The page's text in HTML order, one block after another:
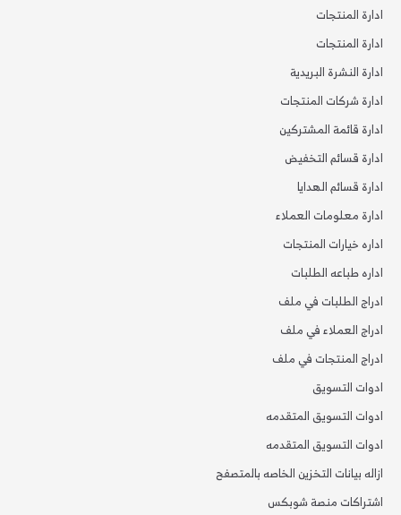
ادارة المنتجات
ادارة المنتجات
ادارة النشرة البريدية
ادارة شركات المنتجات
ادارة قائمة المشتركين
ادارة قسائم التخفيض
ادارة قسائم الهدايا
ادارة معلومات العملاء
اداره خيارات المنتجات
اداره طباعه الطلبات
ادراج الطلبات في ملف
ادراج العملاء في ملف
ادراج المنتجات في ملف
ادوات التسويق
ادوات التسويق المتقدمه
ادوات التسويق المتقدمه
ازاله بيانات التخزين الخاصه بالمتصفح
اشتراكات منصة شوبكس